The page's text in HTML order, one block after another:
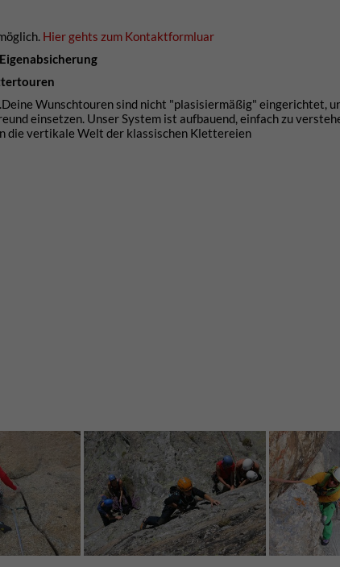
Hier gehts zum Kontaktformluar
Wunschtouren sind nicht "plasisiermäßig" eingerichtet,
einsetzen. Unser System ist aufbauend, einfach zu
die vertikale Welt der klassischen Klettereien